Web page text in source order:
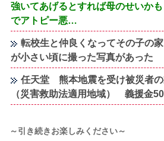
強いてあげるとすれば母のせいか
でアトピー悪…
転校生と仲良くなってその子の
が小さい頃に撮った写真があった
任天堂 熊本地震を受け被災者
（災害救助法適用地域） 義援金
～引き続きお楽しみください～